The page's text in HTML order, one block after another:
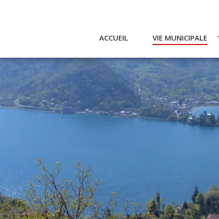
ACCUEIL VIE MUNICIPALE
Actualités et agenda
Conseil municipal
Actes
Réglementaires
Services municipaux
Intercommunalité
Emplois / Marchés
Finances